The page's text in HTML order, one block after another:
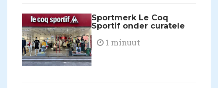
Sportmerk Le Coq
Sportif onder curatele
1 minuut